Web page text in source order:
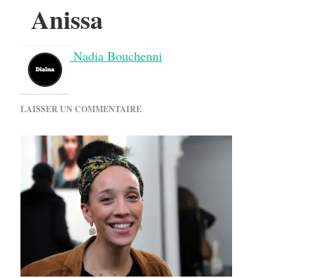
Anissa
Nadia Bouchenni
LAISSER UN COMMENTAIRESUR